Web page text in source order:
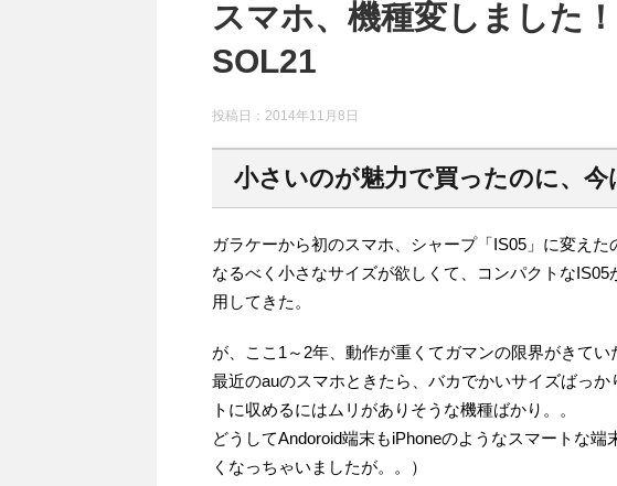
スマホ、機種変しました
SOL21
投稿日： 2014年11月8日
小さいのが魅力で買ったのに、今
ガラケーから初のスマホ、シャープ「IS05」に変えた
なるべく小さなサイズが欲しくて、コンパクトな
用してきた。
が、ここ1～2年、動作が重くてガマンの限界がきてい
最近のauのスマホときたら、バカでかいサイズばっ
トに収めるにはムリがありそうな機種ばかり。。
どうしてAndoroid端末もiPhoneのようなスマートな
くなっちゃいましたが。。）